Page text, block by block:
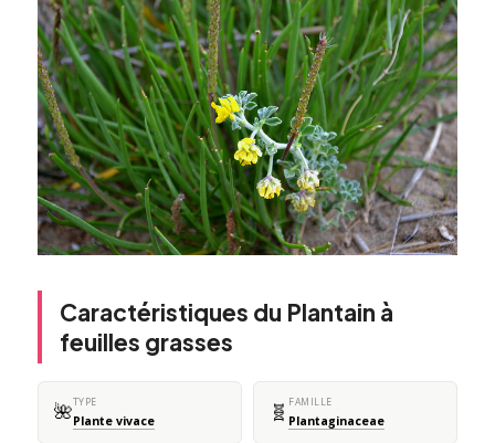
Caractéristiques du Plantain à
feuilles grasses
🌺TYPE
Plante vivace 🧬 FAMILLE
Plantaginaceae